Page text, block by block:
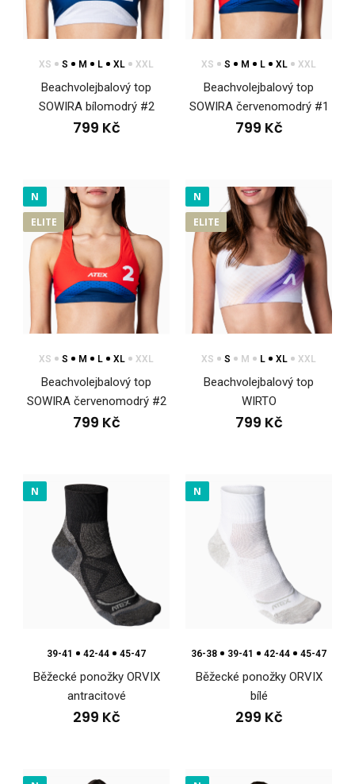
Beachvolejbalové plavky WIRTO
799 Kč
XS S M L XL XXL
Beachvolejbalový top
SOWIRA bílomodrý #2
799 Kč
XS S M L XL XXL
Beachvolejbalový top
SOWIRA červenomodrý #1
799 Kč
N
ELITE
XS S M L XL XXL
Beachvolejbalový top
SOWIRA červenomodrý #2
799 Kč
N
ELITE
XS S M L XL XXL
Beachvolejbalový top
WIRTO
799 Kč
N
39-41 42-44 45-47
Běžecké ponožky ORVIX
antracitové
299 Kč
N
36-38 39-41 42-44 45-47
Běžecké ponožky ORVIX
bílé
299 Kč